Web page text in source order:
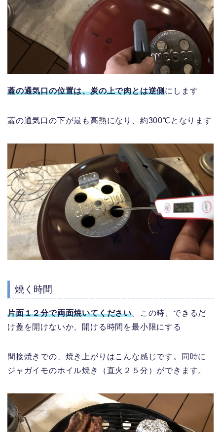
蓋の通気口の位置は、炭の上で肉とは逆側にします
蓋の通気口の下が最も高熱になり、約300℃となります
焼く時間
片面１２分で両面焼いてください。この時、できるだ
け蓋を開けないか、開ける時間を最小限にする
間接焼きでの、焼き上がりはこんな感じです。同時に
ジャガイモのホイル焼き（直火２５分）ができます。